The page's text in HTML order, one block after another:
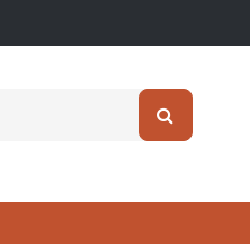
J.m. MARTIN,
Editeur